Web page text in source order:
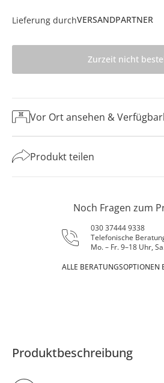
Lieferung durchVERSANDPARTNER
Zurzeit nicht
Vor Ort ansehen &
Produkt teilen
Noch Fragen zum
030 37444 9338
Telefonische
Mo. – Fr. 9–18 Uhr,
ALLE BERATUNGSOPTIONEN
Produktbeschreibung